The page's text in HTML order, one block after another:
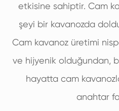
etkisine sahiptir. Cam
şeyi bir kavanozda
Cam kavanoz üretimi
ve hijyenik olduğundan,
hayatta cam
anahtar